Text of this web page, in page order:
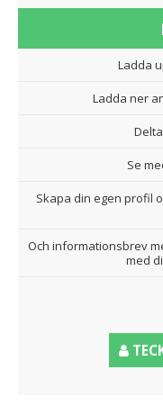
Ladda
Ladda ner
Se
Skapa din egen profil
Och informationsbrev
med